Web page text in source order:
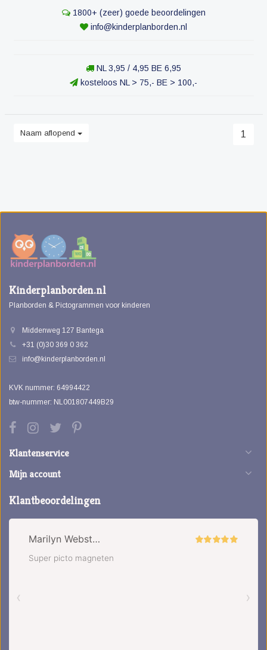
1800+ (zeer) goede beoordelingen
info@kinderplanborden.nl
NL 3,95 / 4,95 BE 6,95
kosteloos NL > 75,- BE > 100,-
Naam aflopend 1
Kinderplanborden.nl
Planborden & Pictogrammen voor kinderen
Middenweg 127 Bantega
+31 (0)30 369 0 362
info@kinderplanborden.nl
KVK nummer: 64994422
btw-nummer: NL001807449B29
Klantenservice
Mijn account
Klantbeoordelingen